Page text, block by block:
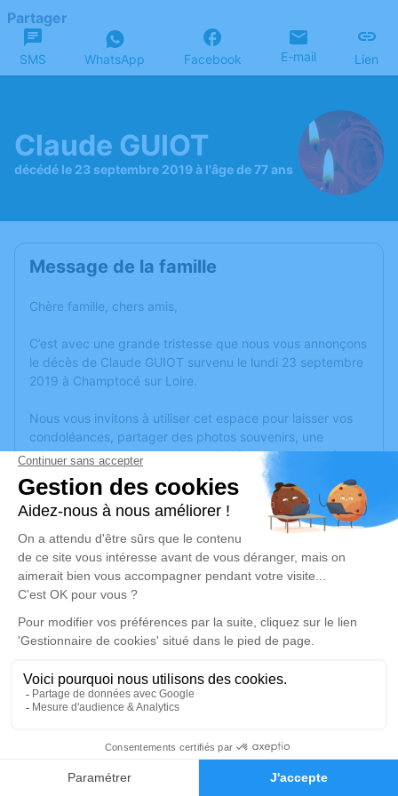
Faire-part Hommages
Partager
SMS WhatsApp Facebook E-mail Lien
Claude GUIOT
décédé le 23 septembre 2019 à l'âge de 77 ans
Message de la famille
Chère famille, chers amis,
C’est avec une grande tristesse que nous vous annonçons
le décès de Claude GUIOT survenu le lundi 23 septembre
2019 à Champtocé sur Loire.
Nous vous invitons à utiliser cet espace pour laisser vos
condoléances, partager des photos souvenirs, une
anecdote ou exprimer vos pensées à travers des poèmes
ou des textes. Cet endroit est un lieu d'expression dédié à
honorer la mémoire de Claude GUIOT.
Un service de plantation d’arbre hommage estdisponible
vendredi 27 septembre 2019 à 15h00
Église Saint Aubin de Pruniers de
Bouchemaine